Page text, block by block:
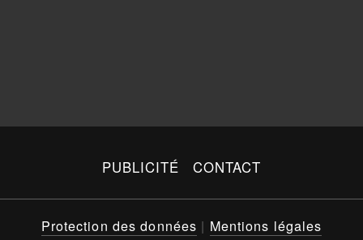
PUBLICITÉ CONTACT
Protection des données | Mentions légales